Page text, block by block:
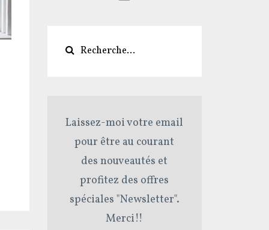
Laissez-moi votre email
pour être au courant
des nouveautés et
profitez des offres
spéciales "Newsletter".
Merci!!